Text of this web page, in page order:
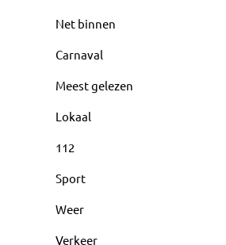
Net binnen
Carnaval
Meest gelezen
Lokaal
112
Sport
Weer
Verkeer